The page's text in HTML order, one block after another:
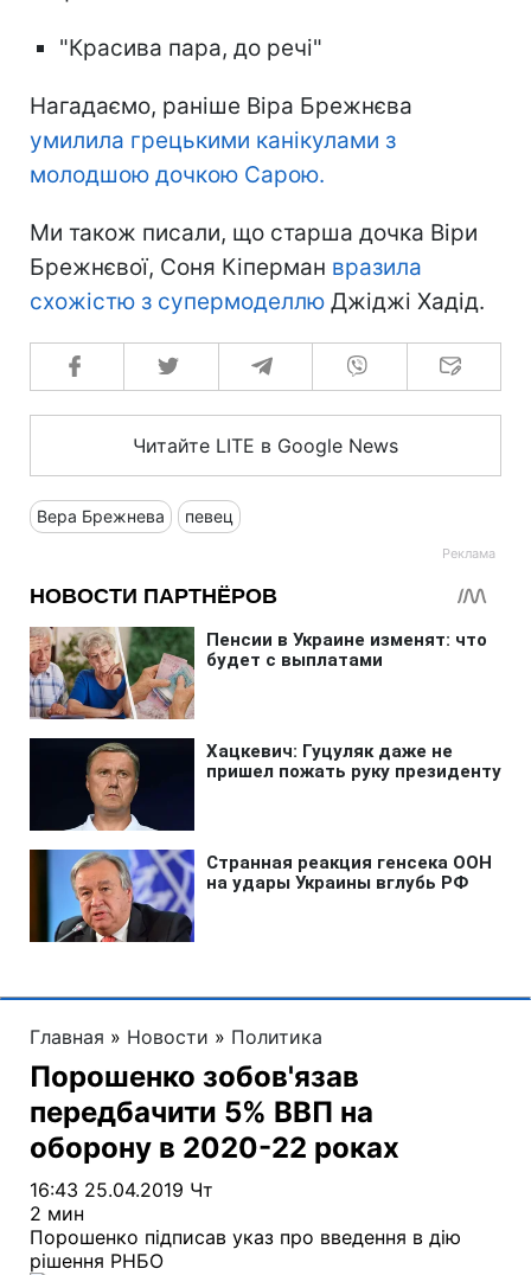
"Красива пара, до речі"
Нагадаємо, раніше Віра Брежнєва
умилила грецькими канікулами з
молодшою дочкою Сарою.
Ми також писали, що старша дочка Віри
Брежнєвої, Соня Кіперман вразила
схожістю з супермоделлю Джіджі Хадід.
Читайте LITE в Google News
Вера Брежнева певец
Главная » Новости » Политика
Порошенко зобов'язав
передбачити 5% ВВП на
оборону в 2020-22 роках
16:43 25.04.2019 Чт
2 мин
Порошенко підписав указ про введення в дію
рішення РНБО